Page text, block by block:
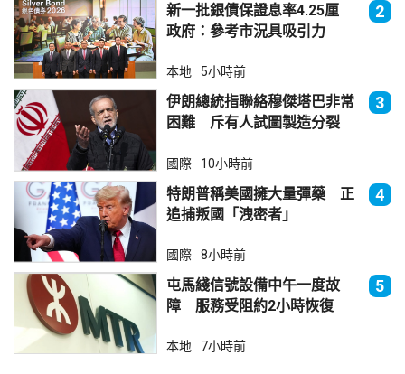
新一批銀債保證息率4.25厘
政府：參考市況具吸引力
2
本地 5小時前
伊朗總統指聯絡穆傑塔巴非常
困難 斥有人試圖製造分裂
3
國際 10小時前
特朗普稱美國擁大量彈藥 正
追捕叛國「洩密者」
4
國際 8小時前
屯馬綫信號設備中午一度故
障 服務受阻約2小時恢復
5
本地 7小時前